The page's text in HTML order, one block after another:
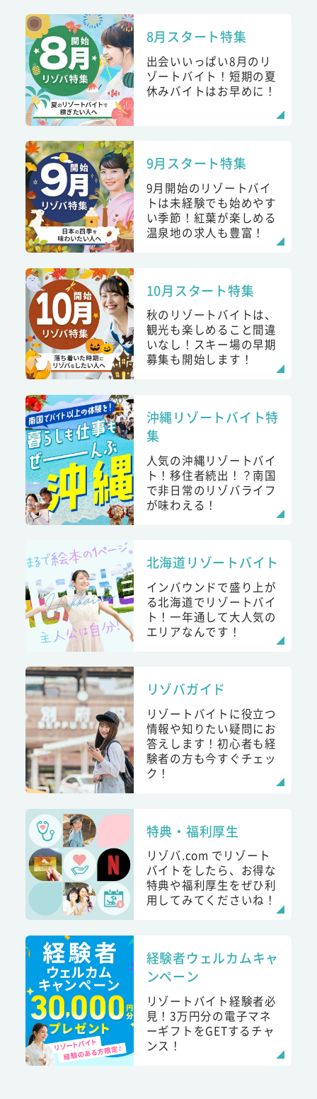
8月スタート特集
出会いいっぱい8月のリ
ゾートバイト！短期の夏
休みバイトはお早めに！
9月スタート特集
9月開始のリゾートバイ
トは未経験でも始めやす
い季節！紅葉が楽しめる
温泉地の求人も豊富！
10月スタート特集
秋のリゾートバイトは、
観光も楽しめること間違
いなし！スキー場の早期
募集も開始します！
沖縄リゾートバイト特
集
人気の沖縄リゾートバイ
ト！移住者続出！？南国
で非日常のリゾバライフ
が味わえる！
北海道リゾートバイト
インバウンドで盛り上が
る北海道でリゾートバイ
ト！一年通して大人気の
エリアなんです！
リゾバガイド
リゾートバイトに役立つ
情報や知りたい疑問にお
答えします！初心者も経
験者の方も今すぐチェッ
ク！
特典・福利厚生
リゾバ.com でリゾート
バイトをしたら、お得な
特典や福利厚生をぜひ利
用してみてくださいね！
経験者ウェルカムキャ
ンペーン
リゾートバイト経験者必
見！3万円分の電子マネ
ーギフトをGETするチャ
ンス！